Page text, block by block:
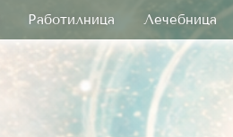
Работилница Лечебница